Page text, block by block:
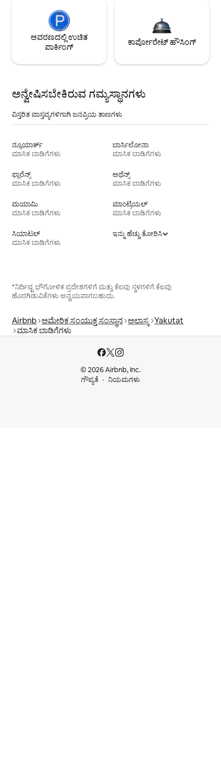
ಆವರಣದಲ್ಲಿ ಉಚಿತ
ಪಾರ್ಕಿಂಗ್
ಕಾರ್ಪೋರೇಟ್ ಹೌಸಿಂಗ್
ಅನ್ವೇಷಿಸಬೇಕಿರುವ ಗಮ್ಯಸ್ಥಾನಗಳು
ವಿಸ್ತರಿತ ವಾಸ್ತವ್ಯಗಳಿಗಾಗಿ ಜನಪ್ರಿಯ ತಾಣಗಳು
ನ್ಯೂಯಾರ್ಕ್
ಮಾಸಿಕ ಬಾಡಿಗೆಗಳು
ಬಾರ್ಸಿಲೋನಾ
ಮಾಸಿಕ ಬಾಡಿಗೆಗಳು
ಫ್ಲಾರೆನ್ಸ್
ಮಾಸಿಕ ಬಾಡಿಗೆಗಳು
ಅಥೆನ್ಸ್
ಮಾಸಿಕ ಬಾಡಿಗೆಗಳು
ಮಯಾಮಿ
ಮಾಸಿಕ ಬಾಡಿಗೆಗಳು
ಮಾಂಟ್ರಿಯಲ್
ಮಾಸಿಕ ಬಾಡಿಗೆಗಳು
ಸಿಯಾಟಲ್
ಮಾಸಿಕ ಬಾಡಿಗೆಗಳು
ಇನ್ನು ಹೆಚ್ಚು ತೋರಿಸಿ
*ನಿರ್ದಿಷ್ಟ ಭೌಗೋಳಿಕ ಪ್ರದೇಶಗಳಿಗೆ ಮತ್ತು ಕೆಲವು ಸ್ಥಳಗಳಿಗೆ ಕೆಲವು
ಹೊರಗಿಡುವಿಕೆಗಳು ಅನ್ವಯವಾಗಬಹುದು.
Airbnb ಅಮೇರಿಕ ಸಂಯುಕ್ತ ಸಂಸ್ಥಾನ ಅಲಾಸ್ಕ Yakutat
ಮಾಸಿಕ ಬಾಡಿಗೆಗಳು
© 2026 Airbnb, Inc.
ಗೌಪ್ಯತೆ
ನಿಯಮಗಳು